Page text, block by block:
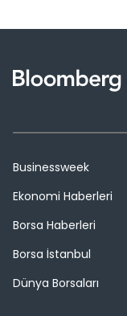
Businessweek
Ekonomi Haberleri
Borsa Haberleri
Borsa İstanbul
Dünya Borsaları